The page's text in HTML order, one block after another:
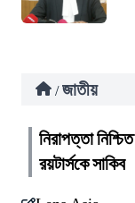
/ জাতীয়
নিরাপত্তা
রয়টার্সকে সাকিব